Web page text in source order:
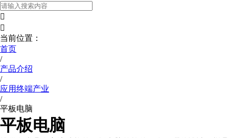


当前位置：
首页
/
产品介绍
/
应用终端产业
/
平板电脑
平板电脑